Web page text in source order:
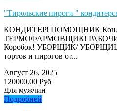
"Тирольские пироги "
КОНДИТЕР! ПОМОЩНИК
ТЕРМОФАРМОВЩИК!
Коробок! УБОРЩИК/
тортов и пирогов от...
Август 26, 2025
120000.00 Руб
Для мужчин
Подробней